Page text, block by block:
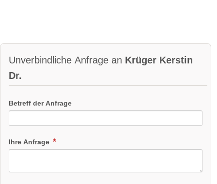
Unverbindliche Anfrage an Krüger Kerstin
Dr.
Betreff der Anfrage
Ihre Anfrage